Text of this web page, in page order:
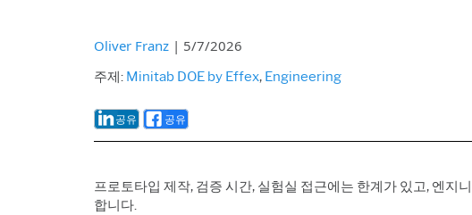
Oliver Franz | 5/7/2026
주제: Minitab DOE by Effex, Engineering
공유 공유
프로토타입 제작, 검증 시간, 실험실 접근에는 한계가 있고, 엔
합니다.